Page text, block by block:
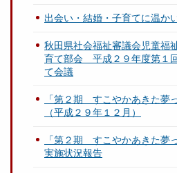
出会い・結婚・子育てに温か
秋田県社会福祉審議会児童
育て部会 平成２９年度第１
て会議
「第２期 すこやかあきた夢
（平成２９年１２月）
「第２期 すこやかあきた夢
実施状況報告